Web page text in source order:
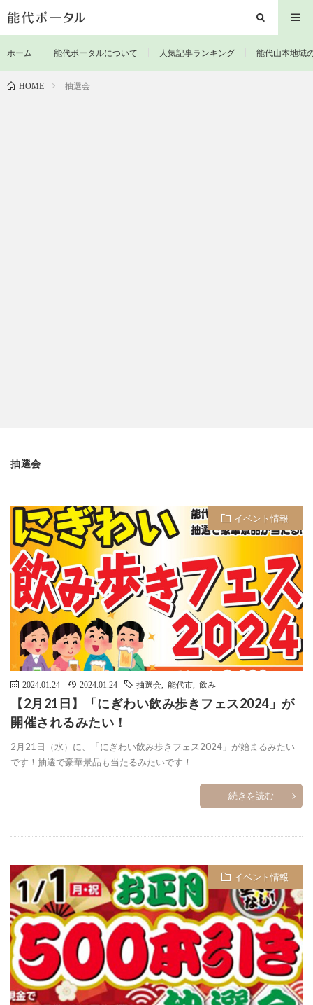
ホーム 能代ポータルについて 人気記事ランキング 能代山本地域
HOME 抽選会
抽選会
イベント情報
2024.01.24 2024.01.24 抽選会 能代市 飲み
【2月21日】「にぎわい飲み歩きフェス2024」が
開催されるみたい！
2月21日（水）に、「にぎわい飲み歩きフェス2024」が始まるみたい
です！抽選で豪華景品も当たるみたいです！
続きを読む
イベント情報